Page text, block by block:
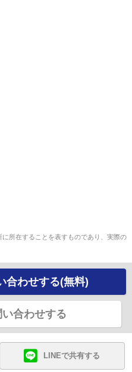
所在することを表すものであり、実際の
合わせする(無料)
合わせする
LINEで共有する